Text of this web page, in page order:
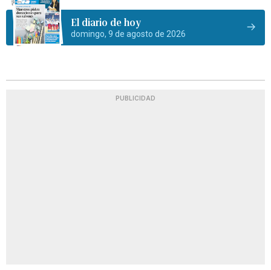
El diario de hoy
domingo, 9 de agosto de 2026
PUBLICIDAD